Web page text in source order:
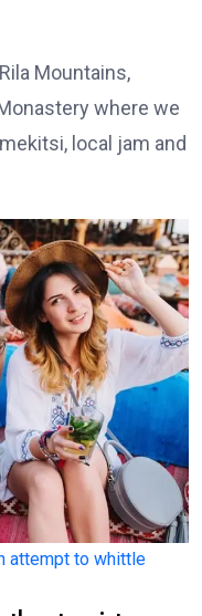
Mountains,
where we
local jam and
attempt to whittle